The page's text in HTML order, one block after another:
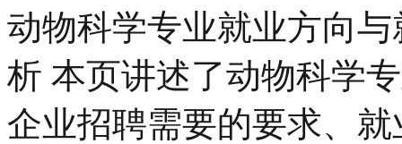
动物科学专业就业方向
析 本页讲述了动物科学
企业招聘需要的要求、